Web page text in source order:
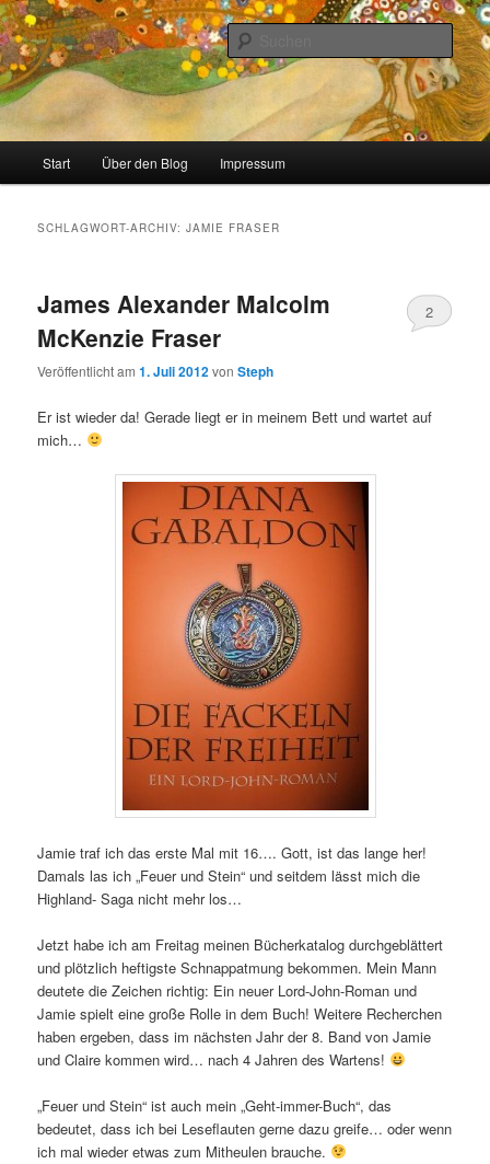
Zum
primären
Inhalt
springen
Zum
sekundären
Inhalt
springenmeinzigartig
Stricken, Nähen und alles was man selber machen kann
Start Über den Blog Impressum
SCHLAGWORT-ARCHIV:JAMIE FRASER
James Alexander Malcolm
McKenzie Fraser
Veröffentlicht am1. Juli 2012vonSteph
2
Er ist wieder da! Gerade liegt er in meinem Bett und wartet auf
mich…
Jamie traf ich das erste Mal mit 16…. Gott, ist das lange her!
Damals las ich „Feuer und Stein“ und seitdem lässt mich die
Highland- Saga nicht mehr los…
Jetzt habe ich am Freitag meinen Bücherkatalog durchgeblättert
und plötzlich heftigste Schnappatmung bekommen. Mein Mann
deutete die Zeichen richtig: Ein neuer Lord-John-Roman und
Jamie spielt eine große Rolle in dem Buch! Weitere Recherchen
haben ergeben, dass im nächsten Jahr der 8. Band von Jamie
und Claire kommen wird… nach 4 Jahren des Wartens!
„Feuer und Stein“ ist auch mein „Geht-immer-Buch“, das
bedeutet, dass ich bei Leseflauten gerne dazu greife… oder wenn
ich mal wieder etwas zum Mitheulen brauche.